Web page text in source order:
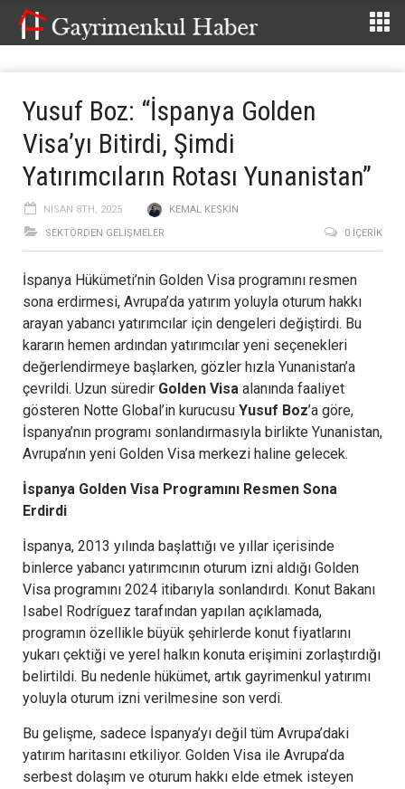
Yusuf Boz: “İspanya Golden
Visa’yı Bitirdi, Şimdi
Yatırımcıların Rotası Yunanistan”
NISAN 8TH, 2025
KEMAL KESKIN
SEKTÖRDEN GELIŞMELER
0 İÇERIK
İspanya Hükümeti’nin Golden Visa programını resmen
sona erdirmesi, Avrupa’da yatırım yoluyla oturum hakkı
arayan yabancı yatırımcılar için dengeleri değiştirdi. Bu
kararın hemen ardından yatırımcılar yeni seçenekleri
değerlendirmeye başlarken, gözler hızla Yunanistan’a
çevrildi. Uzun süredir Golden Visa alanında faaliyet
gösteren Notte Global’in kurucusu Yusuf Boz’a göre,
İspanya’nın programı sonlandırmasıyla birlikte Yunanistan,
Avrupa’nın yeni Golden Visa merkezi haline gelecek.
İspanya Golden Visa Programını Resmen Sona
Erdirdi
İspanya, 2013 yılında başlattığı ve yıllar içerisinde
binlerce yabancı yatırımcının oturum izni aldığı Golden
Visa programını 2024 itibarıyla sonlandırdı. Konut Bakanı
Isabel Rodríguez tarafından yapılan açıklamada,
programın özellikle büyük şehirlerde konut fiyatlarını
yukarı çektiği ve yerel halkın konuta erişimini zorlaştırdığı
belirtildi. Bu nedenle hükümet, artık gayrimenkul yatırımı
yoluyla oturum izni verilmesine son verdi.
Bu gelişme, sadece İspanya’yı değil tüm Avrupa’daki
yatırım haritasını etkiliyor. Golden Visa ile Avrupa’da
serbest dolaşım ve oturum hakkı elde etmek isteyen